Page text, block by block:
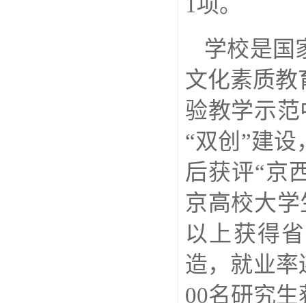
学校是国
文化素质教
验教学示
“双创”建
后获评“京
京高校大
以上获得
造，就业率
00名研究